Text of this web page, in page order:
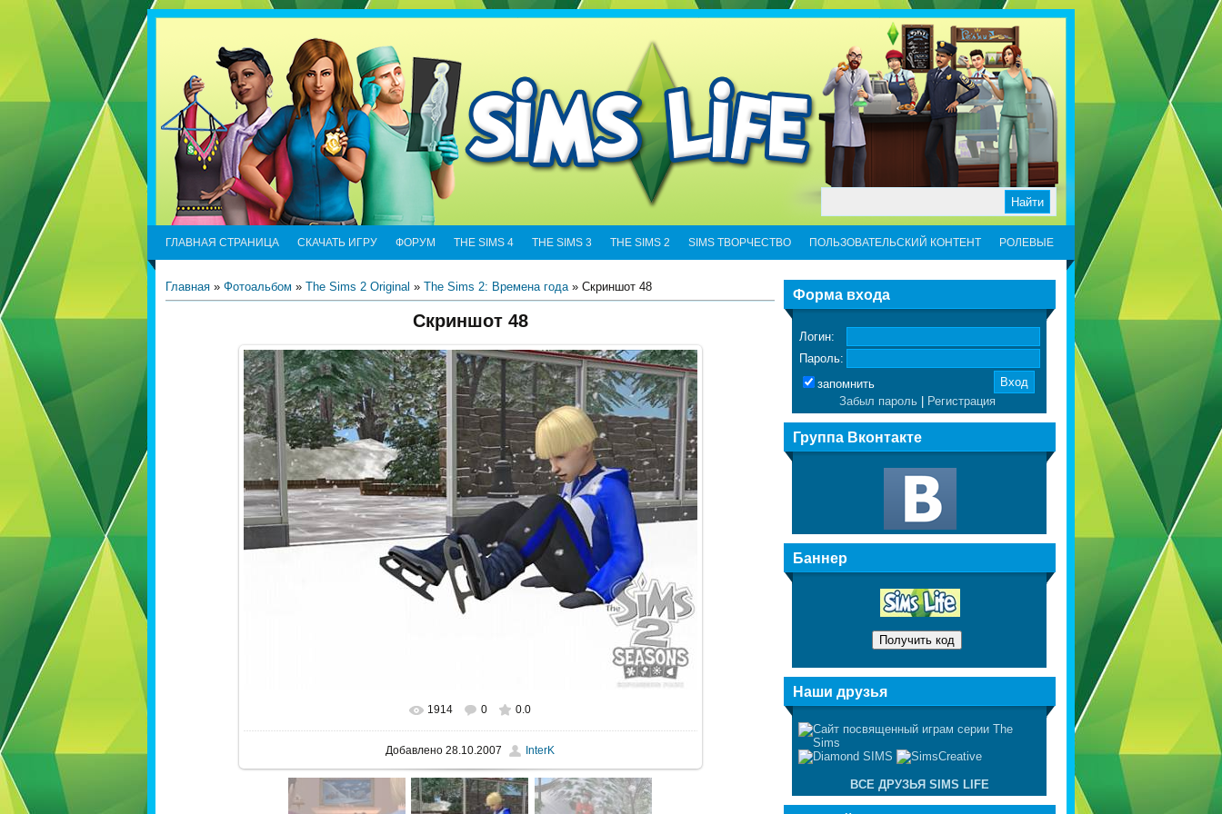
ГЛАВНАЯ СТРАНИЦА СКАЧАТЬ ИГРУ ФОРУМ THE SIMS 4 THE SIMS 3 THE SIMS 2 SIMS ТВОРЧЕСТВО ПОЛЬЗОВАТЕЛЬСКИЙ КОНТЕНТ РОЛЕВЫЕ
Главная » Фотоальбом » The Sims 2 Original » The Sims 2: Времена года» Скриншот 48
Скриншот 48
В реальном размере 560x420
1914 0 0.0
Добавлено 28.10.2007 InterK
Форма входа
Логин:
Пароль:
запомнить
Забыл пароль| Регистрация
Группа Вконтакте
Баннер
Наши друзья
ВСЕ ДРУЗЬЯ SIMS LIFE